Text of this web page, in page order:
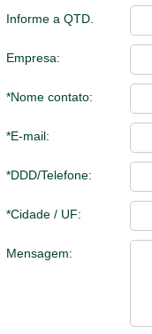
Informe a QTD.
Empresa:
*Nome contato:
*E-mail:
*DDD/Telefone:
*Cidade / UF:
Mensagem: